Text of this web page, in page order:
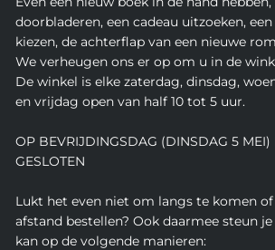
doorbladeren, een cadeau uitzoeken, een
kiezen, de achterflap van een nieuwe
We verheugen ons er op om u in de
De winkel is elke zaterdag, dinsdag,
en vrijdag open van half 10 tot 5 uur.
OP BEVRIJDINGSDAG (DINSDAG 5 MEI)
GESLOTEN
Lukt het even niet om langs te komen
afstand bestellen? Ook daarmee steun
kan op de volgende manieren: